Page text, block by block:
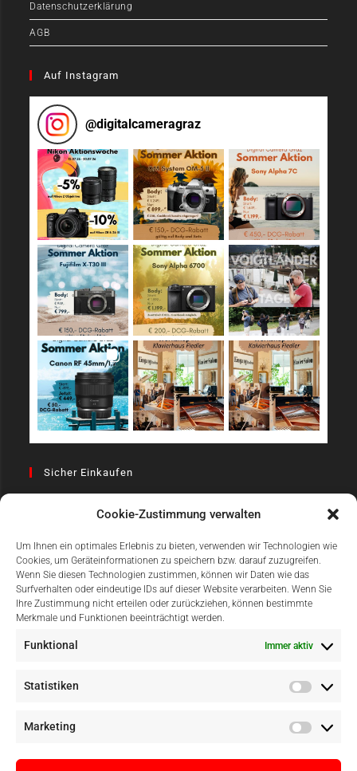
Cookie-Zustimmung verwalten
Um Ihnen ein optimales Erlebnis zu bieten, verwenden wir Technologien wie
Cookies, um Geräteinformationen zu speichern bzw. darauf zuzugreifen.
Wenn Sie diesen Technologien zustimmen, können wir Daten wie das
Surfverhalten oder eindeutige IDs auf dieser Website verarbeiten. Wenn Sie
Ihre Zustimmung nicht erteilen oder zurückziehen, können bestimmte
Merkmale und Funktionen beeinträchtigt werden.
Funktional Immer aktiv
Statistiken
Marketing
Datenschutzerklärung
AGB
Auf Instagram
@digitalcameragraz
Sicher Einkaufen
Einfach Online Bezahlen